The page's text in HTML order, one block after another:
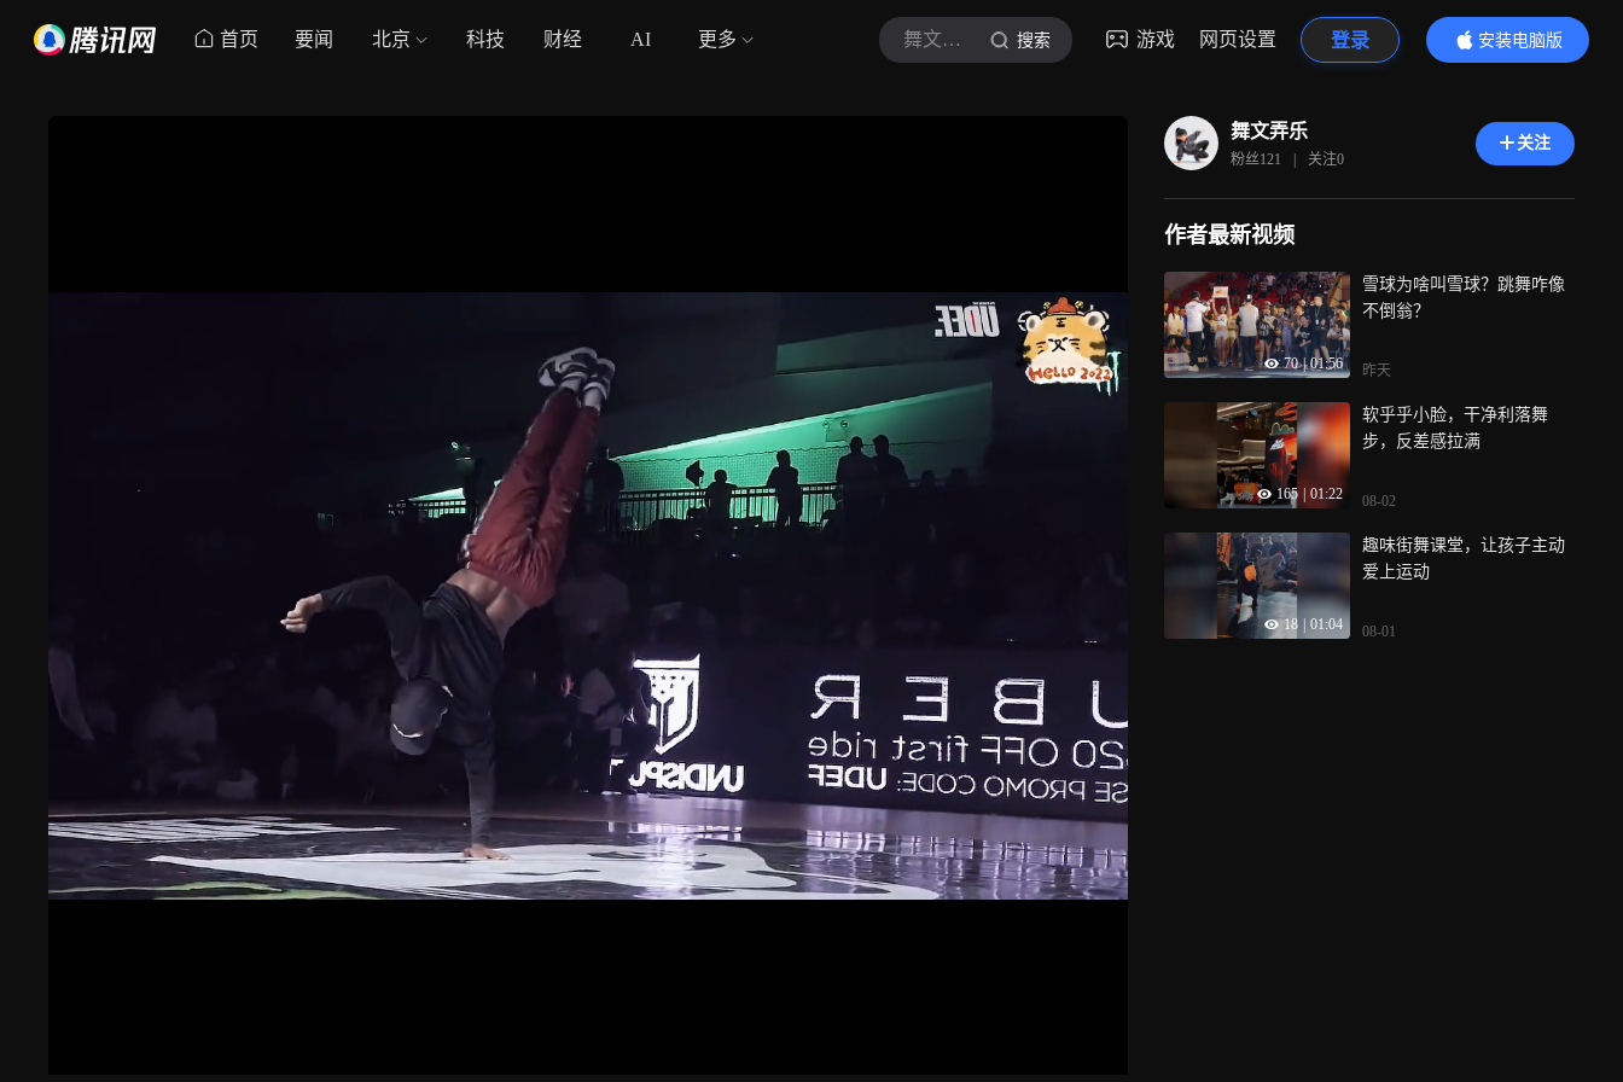
首页 要闻 北京 科技 财经 AI 更多 舞文弄乐 搜索 游戏 网页设置 登录
安装电脑版
内容更精彩
舞文弄乐
粉丝121 | 关注0
关注
作者最新视频
70 | 01:56
雪球为啥叫雪球？跳舞咋像
不倒翁？
昨天
165 01:22
软乎乎小脸，干净利落舞
步，反差感拉满
08-02
18 01:04
趣味街舞课堂，让孩子主动
爱上运动
08-01